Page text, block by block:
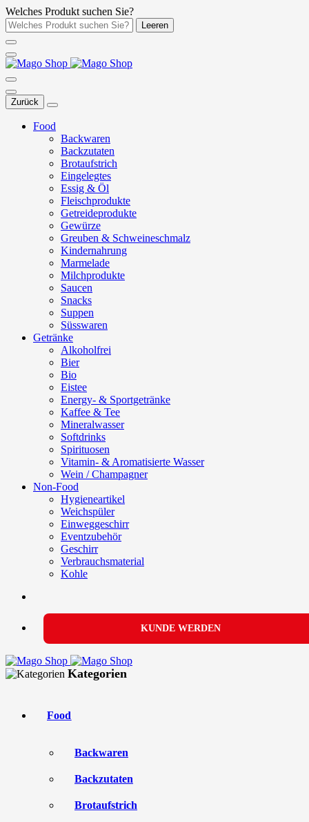
Welches Produkt suchen Sie?
Leeren
Zurück
Food
Backwaren
Backzutaten
Brotaufstrich
Eingelegtes
Essig & Öl
Fleischprodukte
Getreideprodukte
Gewürze
Greuben & Schweineschmalz
Kindernahrung
Marmelade
Milchprodukte
Saucen
Snacks
Suppen
Süsswaren
Getränke
Alkoholfrei
Bier
Bio
Eistee
Energy- & Sportgetränke
Kaffee & Tee
Mineralwasser
Softdrinks
Spirituosen
Vitamin- & Aromatisierte Wasser
Wein / Champagner
Non-Food
Hygieneartikel
Weichspüler
Einweggeschirr
Eventzubehör
Geschirr
Verbrauchsmaterial
Kohle
KUNDE WERDEN
Kategorien
Food
Backwaren
Backzutaten
Brotaufstrich